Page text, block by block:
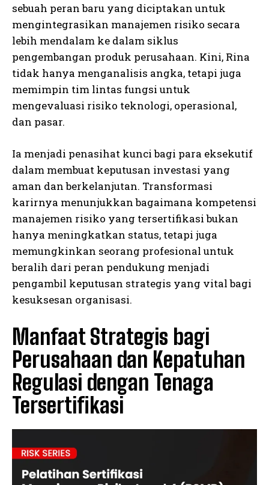
I WANT IN
I've read and accept the Privacy Policy .
sebuah peran baru yang diciptakan untuk
mengintegrasikan manajemen risiko secara
lebih mendalam ke dalam siklus
pengembangan produk perusahaan. Kini, Rina
tidak hanya menganalisis angka, tetapi juga
memimpin tim lintas fungsi untuk
mengevaluasi risiko teknologi, operasional,
dan pasar.
Ia menjadi penasihat kunci bagi para eksekutif
dalam membuat keputusan investasi yang
aman dan berkelanjutan. Transformasi
karirnya menunjukkan bagaimana kompetensi
manajemen risiko yang tersertifikasi bukan
hanya meningkatkan status, tetapi juga
memungkinkan seorang profesional untuk
beralih dari peran pendukung menjadi
pengambil keputusan strategis yang vital bagi
kesuksesan organisasi.
Manfaat Strategis bagi
Perusahaan dan Kepatuhan
Regulasi dengan Tenaga
Tersertifikasi